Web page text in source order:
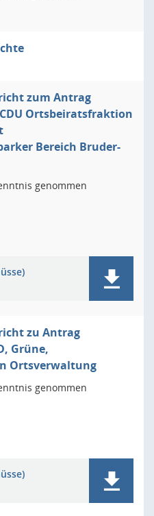
zum Antrag
Ortsbeiratsfraktion
Bereich Bruder-
genommen
zu Antrag
Grüne,
Ortsverwaltung
genommen